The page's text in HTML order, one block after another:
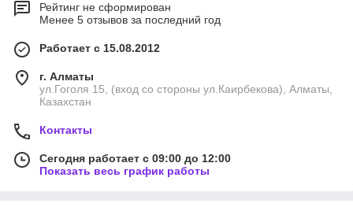
Рейтинг не сформирован
Менее 5 отзывов за последний год
Работает с 15.08.2012
г. Алматы
ул.Гоголя 15, (вход со стороны ул.Каирбекова), Алматы,
Казахстан
Контакты
Сегодня работает с 09:00 до 12:00
Показать весь график работы